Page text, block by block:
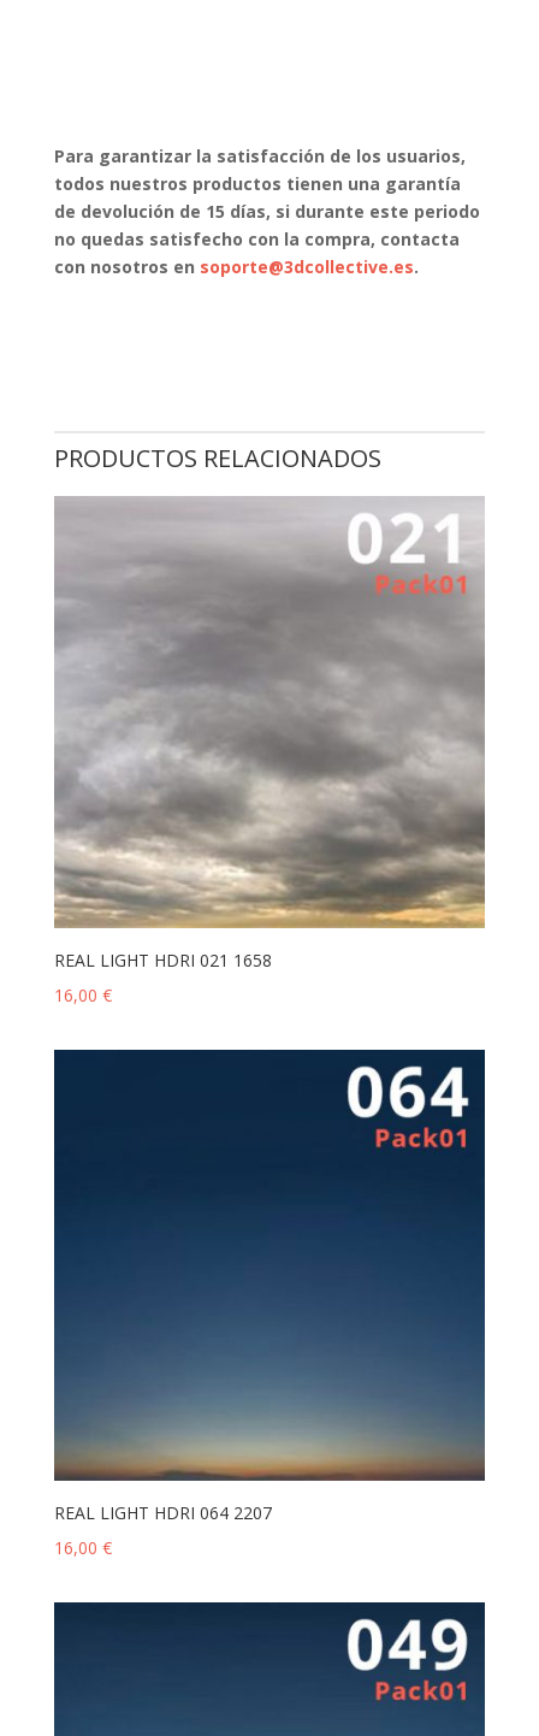
Para garantizar la satisfacción de los usuarios,
todos nuestros productos tienen una garantía
de devolución de 15 días, si durante este periodo
no quedas satisfecho con la compra, contacta
con nosotros en soporte@3dcollective.es.
PRODUCTOS RELACIONADOS
REAL LIGHT HDRI 021 1658
16,00 €
REAL LIGHT HDRI 064 2207
16,00 €